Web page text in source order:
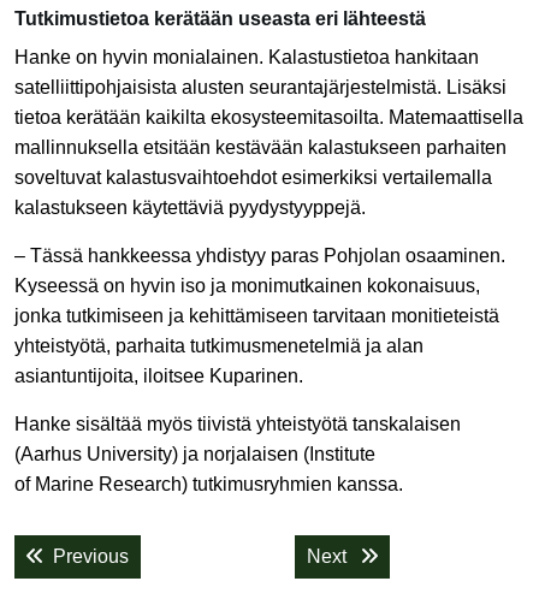
Tutkimustietoa kerätään useasta eri lähteestä
Hanke on hyvin monialainen. Kalastustietoa hankitaan
satelliittipohjaisista alusten seurantajärjestelmistä. Lisäksi
tietoa kerätään kaikilta ekosysteemitasoilta. Matemaattisella
mallinnuksella etsitään kestävään kalastukseen parhaiten
soveltuvat kalastusvaihtoehdot esimerkiksi vertailemalla
kalastukseen käytettäviä pyydystyyppejä.
– Tässä hankkeessa yhdistyy paras Pohjolan osaaminen.
Kyseessä on hyvin iso ja monimutkainen kokonaisuus,
jonka tutkimiseen ja kehittämiseen tarvitaan monitieteistä
yhteistyötä, parhaita tutkimusmenetelmiä ja alan
asiantuntijoita, iloitsee Kuparinen.
Hanke sisältää myös tiivistä yhteistyötä tanskalaisen
(Aarhus University) ja norjalaisen (Institute
of Marine Research) tutkimusryhmien kanssa.
Artikkelien
selaus
PreviousPrevious post: Next Next post: